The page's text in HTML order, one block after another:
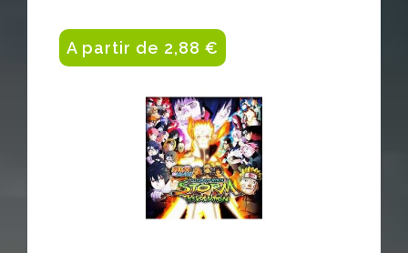
A partir de 2,88 €